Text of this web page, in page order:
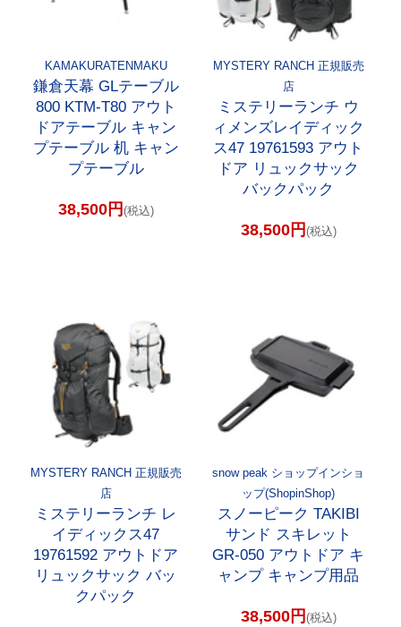
KAMAKURATENMAKU
鎌倉天幕 GLテーブル
800 KTM-T80 アウト
ドアテーブル キャン
プテーブル 机 キャン
プテーブル
38,500円 (税込)
MYSTERY RANCH 正規販売
店
ミステリーランチ ウ
ィメンズレイディック
ス47 19761593 アウト
ドア リュックサック
バックパック
38,500円 (税込)
MYSTERY RANCH 正規販売
店
ミステリーランチ レ
イディックス47
19761592 アウトドア
リュックサック バッ
クパック
snow peak ショップインショ
ップ(ShopinShop)
スノーピーク TAKIBI
サンド スキレット
GR-050 アウトドア キ
ャンプ キャンプ用品
38,500円 (税込)